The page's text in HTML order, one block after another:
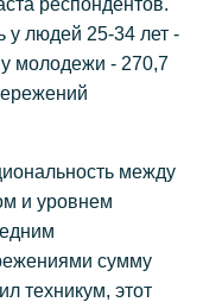
респондентов.
у людей 25-34 лет -
молодежи - 270,7
между
и уровнем
сумму
техникум, этот